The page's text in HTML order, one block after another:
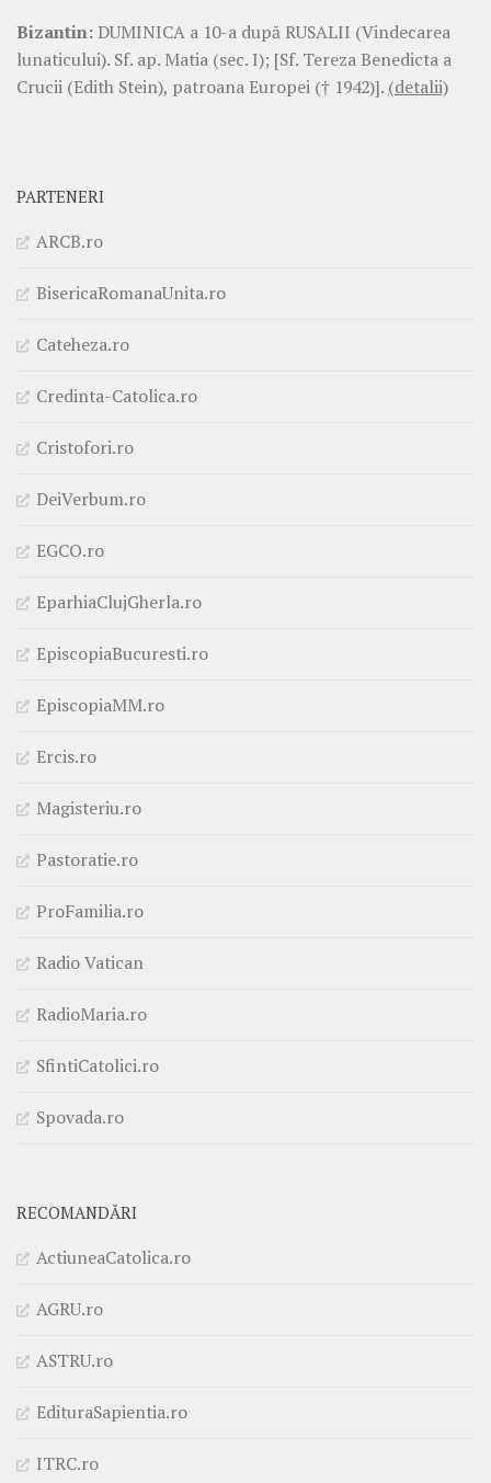
Bizantin: DUMINICA a 10-a după RUSALII (Vindecarea
lunaticului). Sf. ap. Matia (sec. I); [Sf. Tereza Benedicta a
Crucii (Edith Stein), patroana Europei († 1942)]. (detalii)
PARTENERI
ARCB.ro
BisericaRomanaUnita.ro
Cateheza.ro
Credinta-Catolica.ro
Cristofori.ro
DeiVerbum.ro
EGCO.ro
EparhiaClujGherla.ro
EpiscopiaBucuresti.ro
EpiscopiaMM.ro
Ercis.ro
Magisteriu.ro
Pastoratie.ro
ProFamilia.ro
Radio Vatican
RadioMaria.ro
SfintiCatolici.ro
Spovada.ro
RECOMANDĂRI
ActiuneaCatolica.ro
AGRU.ro
ASTRU.ro
EdituraSapientia.ro
ITRC.ro